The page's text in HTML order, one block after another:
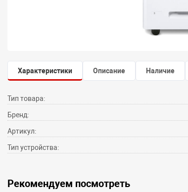
Характеристики Описание Наличие
Тип товара:
Бренд:
Артикул:
Тип устройства:
Рекомендуем посмотреть